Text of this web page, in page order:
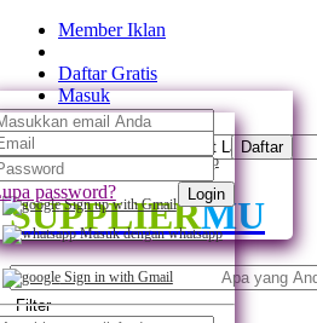
Member Iklan
Daftar Gratis
Daftar
Daftar dengan whatsapp
Sign up with Gmail
Masuk
password? Login
Masuk dengan whatsapp
Sign in with Gmail
SUPPLIERMU
Filter